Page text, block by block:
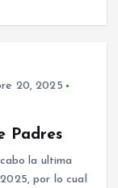
20, 2025
Padres
la ultima
por lo cual